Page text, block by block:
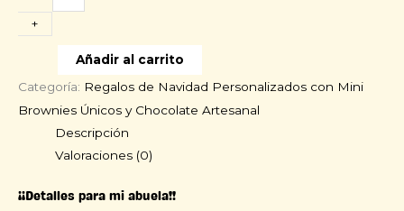
para
cantidad
+
Añadir al carrito
Categoría: Regalos de Navidad Personalizados con Mini
Brownies Únicos y Chocolate Artesanal
Descripción
Valoraciones (0)
¡¡Detalles para mi abuela!!